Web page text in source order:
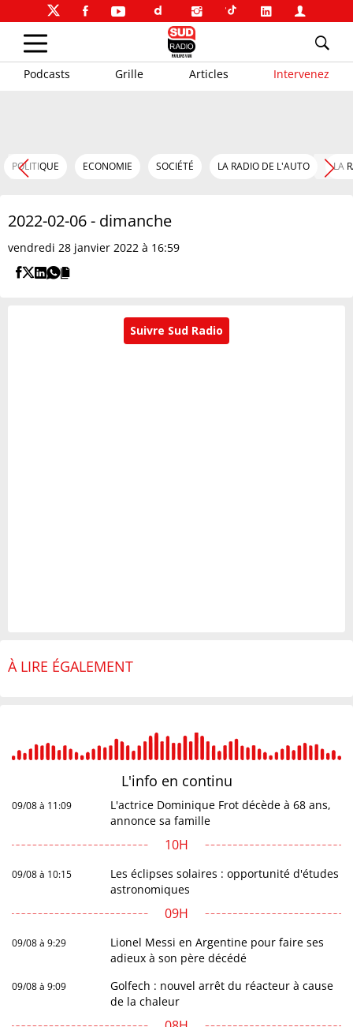
Podcasts Grille Articles Intervenez
POLITIQUE ECONOMIE SOCIÉTÉ LA RADIO DE L'AUTO LA
2022-02-06 - dimanche
vendredi 28 janvier 2022 à 16:59
Suivre Sud Radio
À LIRE ÉGALEMENT
L'info en continu
09/08 à 11:09
L'actrice Dominique Frot décède à 68 ans,
annonce sa famille
10H
09/08 à 10:15
Les éclipses solaires : opportunité d'études
astronomiques
09H
09/08 à 9:29
Lionel Messi en Argentine pour faire ses
adieux à son père décédé
09/08 à 9:09
Golfech : nouvel arrêt du réacteur à cause
de la chaleur